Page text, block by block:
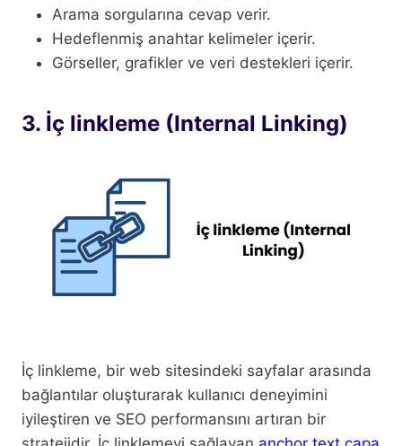
Arama sorgularına cevap verir.
Hedeflenmiş anahtar kelimeler içerir.
Görseller, grafikler ve veri destekleri içerir.
3. İç linkleme (Internal Linking)
İç linkleme, bir web sitesindeki sayfalar arasında
bağlantılar oluşturarak kullanıcı deneyimini
iyileştiren ve SEO performansını artıran bir